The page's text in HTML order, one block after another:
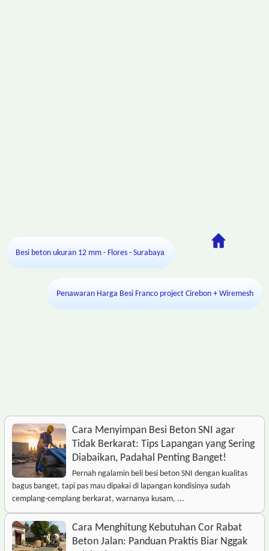
Besi beton ukuran 12 mm - Flores - Surabaya
Penawaran Harga Besi Franco project Cirebon + Wiremesh
Cara Menyimpan Besi Beton SNI agar
Tidak Berkarat: Tips Lapangan yang Sering
Diabaikan, Padahal Penting Banget!
Pernah ngalamin beli besi beton SNI dengan kualitas
bagus banget, tapi pas mau dipakai di lapangan kondisinya sudah
cemplang-cemplang berkarat, warnanya kusam, ...
Cara Menghitung Kebutuhan Cor Rabat
Beton Jalan: Panduan Praktis Biar Nggak